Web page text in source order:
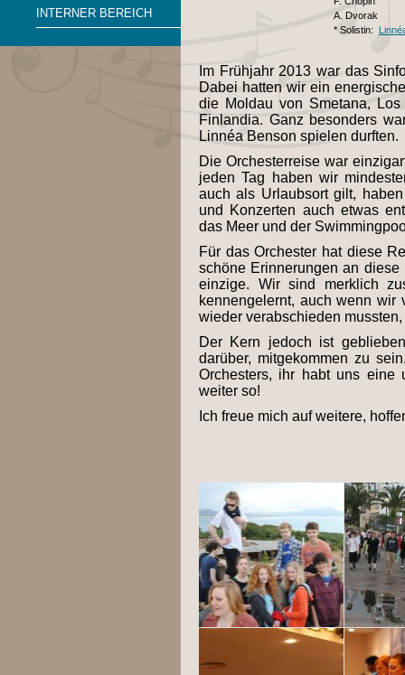
INTERNER BEREICH
A. Dvorak
* Solistin:
Im Frühjahr 2013 war das
Dabei hatten wir ein
die Moldau von Smetana,
Finlandia. Ganz besonders
Linnéa Benson spielen durften.
Die Orchesterreise war
jeden Tag haben wir
auch als Urlaubsort gilt,
und Konzerten auch etwas
das Meer und der
Für das Orchester hat diese
schöne Erinnerungen an
einzige. Wir sind merklich
kennengelernt, auch wenn wir
wieder verabschieden
Der Kern jedoch ist
darüber, mitgekommen zu
Orchesters, ihr habt uns eine
weiter so!
Ich freue mich auf weitere,